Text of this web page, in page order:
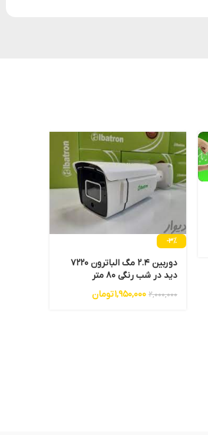
-3%
دوربین 2.4 مگ الباترون 7220
دید در شب رنگی 80 متر
2,000,000
1,950,000تومان